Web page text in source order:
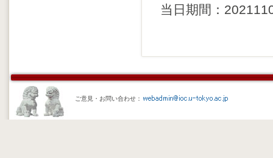
当日期間：
ご意見・お問い合わせ：